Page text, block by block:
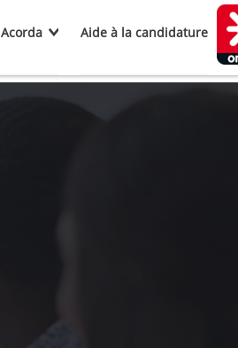
Acorda Aide à la candidature